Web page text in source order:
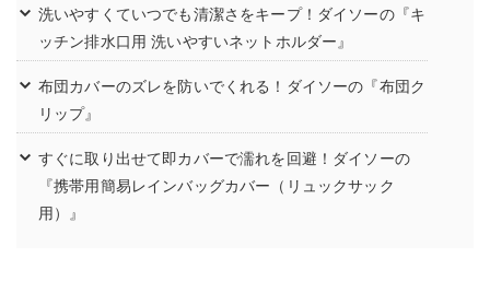
洗いやすくていつでも清潔さをキープ！ダイソーの『キ
ッチン排水口用 洗いやすいネットホルダー』
布団カバーのズレを防いでくれる！ダイソーの『布団ク
リップ』
すぐに取り出せて即カバーで濡れを回避！ダイソーの
『携帯用簡易レインバッグカバー（リュックサック
用）』